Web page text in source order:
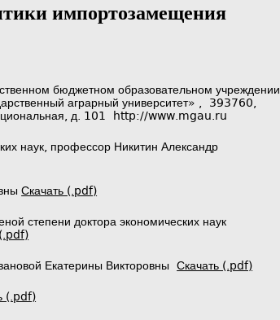
импортозамещения
бюджетном образовательном учреждении
аграрный университет» , 393760,
д. 101 http://www.mgau.ru
наук, профессор Никитин Александр
Скачать (.pdf)
степени доктора экономических наук
Екатерины ВикторовныСкачать (.pdf)
(.pdf)